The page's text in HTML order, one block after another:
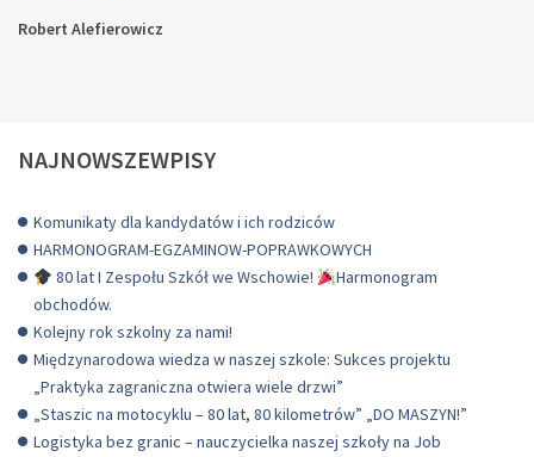
Robert Alefierowicz
NAJNOWSZEWPISY
Komunikaty dla kandydatów i ich rodziców
HARMONOGRAM-EGZAMINOW-POPRAWKOWYCH
80 lat I Zespołu Szkół we Wschowie!
Harmonogram
obchodów.
Kolejny rok szkolny za nami!
Międzynarodowa wiedza w naszej szkole: Sukces projektu
„Praktyka zagraniczna otwiera wiele drzwi”
„Staszic na motocyklu – 80 lat, 80 kilometrów” „DO MASZYN!”
Logistyka bez granic – nauczycielka naszej szkoły na Job